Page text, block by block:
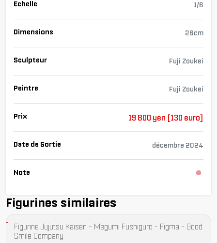
Echelle 1/6
Dimensions 26cm
Sculpteur Fuji Zoukei
Peintre Fuji Zoukei
Prix 19 800 yen [130 euro]
Date de Sortie décembre 2024
Note
Figurines similaires
Figurine Jujutsu Kaisen - Megumi Fushiguro - Figma - Good
Smile Company